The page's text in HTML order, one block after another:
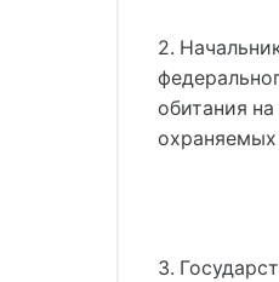
2.
обитания
охраняемых
3.